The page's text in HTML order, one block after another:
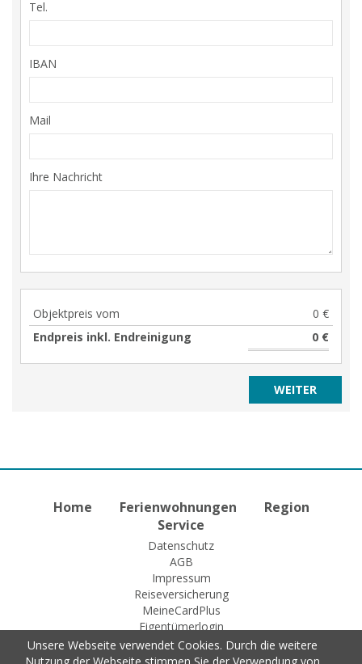
Tel.
IBAN
Mail
Ihre Nachricht
Objektpreis vom
0 €
Endpreis inkl. Endreinigung
0 €
Home Ferienwohnungen
Region
Service
Datenschutz
AGB
Impressum
Reiseversicherung
MeineCardPlus
Eigentümerlogin
Unsere Webseite verwendet Cookies. Durch die weitere